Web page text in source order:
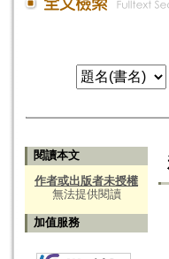
閱讀本文
作者或出版者未授權
無法提供閱讀
加值服務